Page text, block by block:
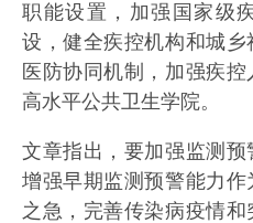
职能设置，加强国家级
设，健全疾控机构和城
医防协同机制，加强疾
高水平公共卫生学院。
文章指出，要加强监测
增强早期监测预警能力
之急，完善传染病疫情